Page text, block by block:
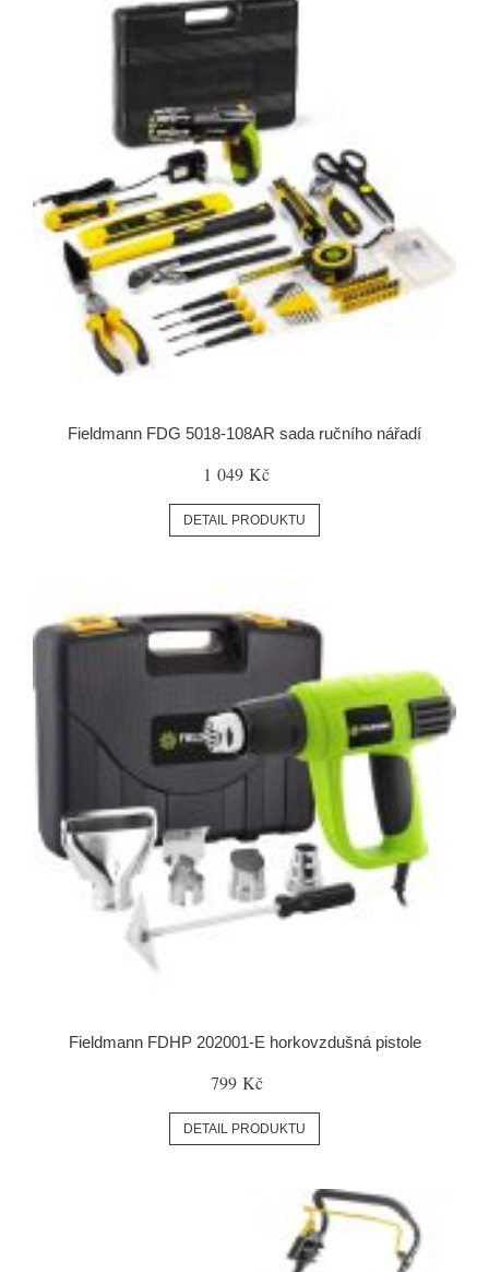
Fieldmann FDG 5018-108AR sada ručního nářadí
1 049 Kč
DETAIL PRODUKTU
Fieldmann FDHP 202001-E horkovzdušná pistole
799 Kč
DETAIL PRODUKTU